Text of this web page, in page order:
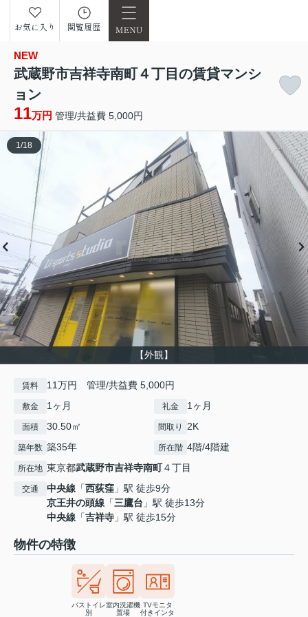
お気に入り 閲覧履歴
NEW
武蔵野市吉祥寺南町４丁目の賃貸マンシ
ョン
11万円 管理/共益費 5,000円
【外観】
1 /18
賃料 11万円 管理/共益費 5,000円
敷金 1ヶ月 礼金 1ヶ月
面積 30.50㎡ 間取り 2K
築年数 築35年 所在階 4階/4階建
所在地 東京都武蔵野市吉祥寺南町４丁目
交通 中央線 「西荻窪 」駅 徒歩9分
京王井の頭線 「三鷹台 」駅 徒歩13分
中央線 「吉祥寺 」駅 徒歩15分
物件の特徴
バストイレ
別
室内洗濯機
置場
TVモニタ
付きインタ